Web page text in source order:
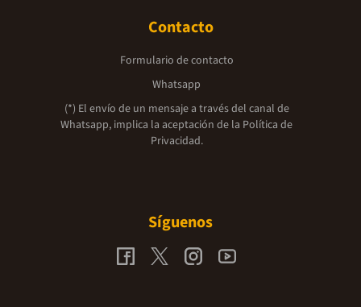
Contacto
Formulario de contacto
Whatsapp
(*) El envío de un mensaje a través del canal de
Whatsapp, implica la aceptación de la Política de
Privacidad.
Síguenos